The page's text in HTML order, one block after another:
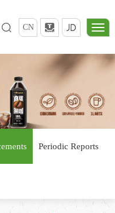
CN
Periodic Reports